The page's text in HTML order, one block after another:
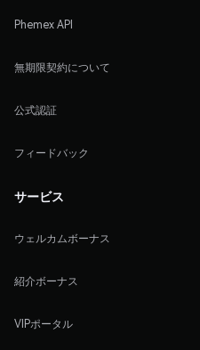
Phemex API
無期限契約について
公式認証
フィードバック
サービス
ウェルカムボーナス
紹介ボーナス
VIPポータル